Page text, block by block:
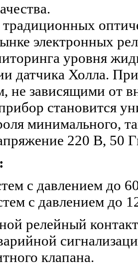
электронных
уровня
датчика Холла.
не зависящими от
становится
минимального,
220 В, 50
с давлением до
с давлением до
релейный
клапана.